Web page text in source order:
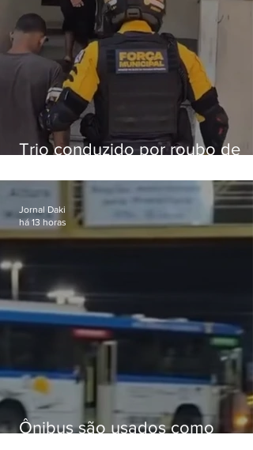
Trio conduzido por roubo de
passagens
Ônibus são usados como
Jornal Daki
há 13 horas